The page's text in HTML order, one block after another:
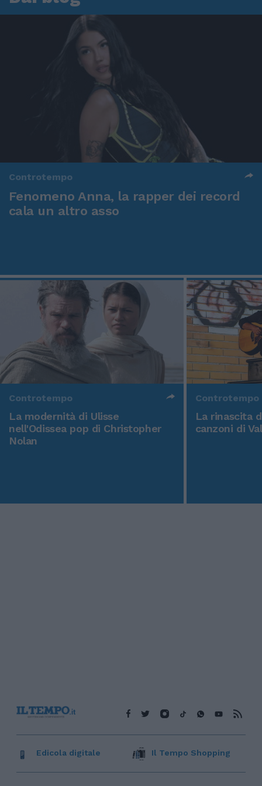
Controtempo
Fenomeno Anna, la rapper dei record
cala un altro asso
Controtempo
La modernità di Ulisse
nell'Odissea pop di Christopher
Nolan
Controtempo
La rinascita
canzoni di
Edicola digitale Il Tempo Shopping